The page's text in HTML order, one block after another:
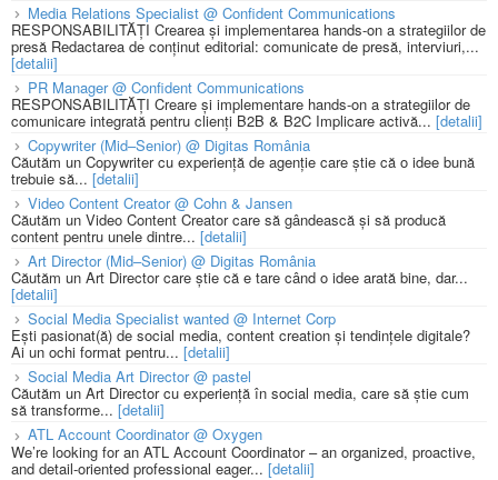
Media Relations Specialist @ Confident Communications
RESPONSABILITĂȚI Crearea și implementarea hands-on a strategiilor de
presă Redactarea de conținut editorial: comunicate de presă, interviuri,...
[detalii]
PR Manager @ Confident Communications
RESPONSABILITĂȚI Creare și implementare hands-on a strategiilor de
comunicare integrată pentru clienți B2B & B2C Implicare activă... [detalii]
Copywriter (Mid–Senior) @ Digitas România
Căutăm un Copywriter cu experiență de agenție care știe că o idee bună
trebuie să... [detalii]
Video Content Creator @ Cohn & Jansen
Căutăm un Video Content Creator care să gândească și să producă
content pentru unele dintre... [detalii]
Art Director (Mid–Senior) @ Digitas România
Căutăm un Art Director care știe că e tare când o idee arată bine, dar...
[detalii]
Social Media Specialist wanted @ Internet Corp
Ești pasionat(ă) de social media, content creation și tendințele digitale?
Ai un ochi format pentru... [detalii]
Social Media Art Director @ pastel
Căutăm un Art Director cu experiență în social media, care să știe cum
să transforme... [detalii]
ATL Account Coordinator @ Oxygen
We’re looking for an ATL Account Coordinator – an organized, proactive,
and detail-oriented professional eager... [detalii]